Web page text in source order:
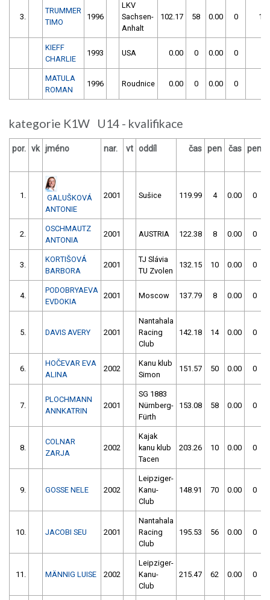
3.
TRUMMER
TIMO
1996
LKV
Sachsen-
Anhalt
102.17 58 0.00 0
KIEFF
CHARLIE
1993 USA 0.00 0 0.00 0
MATULA
ROMAN
1996 Roudnice 0.00 0 0.00 0
kategorie K1W U14 - kvalifikace
por. vk jméno nar. vt oddíl čas pen čas pen
1.
GALUŠKOVÁ
ANTONIE
2001 Sušice 119.99 4 0.00 0
2.
OSCHMAUTZ
ANTONIA
2001 AUSTRIA 122.38 8 0.00 0
3.
KORTIŠOVÁ
BARBORA
2001
TJ Slávia
TU Zvolen
132.15 10 0.00 0
4.
PODOBRYAEVA
EVDOKIA
2001 Moscow 137.79 8 0.00 0
5. DAVIS AVERY 2001
Nantahala
Racing
Club
142.18 14 0.00 0
6.
HOČEVAR EVA
ALINA
2002
Kanu klub
Simon
151.57 50 0.00 0
7.
PLOCHMANN
ANNKATRIN
2001
SG 1883
Nürnberg-
Fürth
153.08 58 0.00 0
8.
COLNAR
ZARJA
2002
Kajak
kanu klub
Tacen
203.26 10 0.00 0
9. GOSSE NELE 2002
Leipziger-
Kanu-
Club
148.91 70 0.00 0
10. JACOBI SEU 2001
Nantahala
Racing
Club
195.53 56 0.00 0
11. MÄNNIG LUISE 2002
Leipziger-
Kanu-
Club
215.47 62 0.00 0